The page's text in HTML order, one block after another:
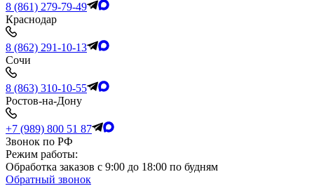
8 (861) 279-79-49
Краснодар
8 (862) 291-10-13
Сочи
8 (863) 310-10-55
Ростов-на-Дону
+7 (989) 800 51 87
Звонок по РФ
Режим работы:
Обработка заказов с 9:00 до 18:00 по будням
Обратный звонок